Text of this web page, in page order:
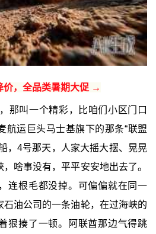
价，全品类暑期大促 →
那叫一个精彩，比咱们小区门口
航运巨头马士基旗下的那条“联盟
，4号那天，人家大摇大摆、晃晃
啥事没有，平平安安地出去了。
连根毛都没掉。可偏偏就在同一
石油公司的一条油轮，在过海峡的
狠揍了一顿。阿联酋那边气得跳